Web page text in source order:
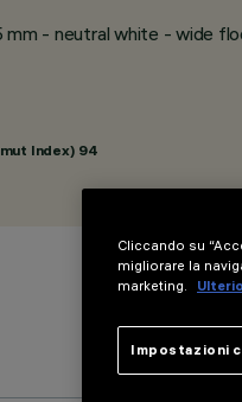
- neutral white - wide
Index) 94
Cliccando su
migliorare la
marketing.
Impostazioni